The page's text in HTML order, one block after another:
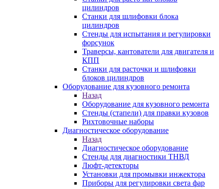
цилиндров
Станки для шлифовки блока
цилиндров
Стенды для испытания и регулировки
форсунок
Траверсы, кантователи для двигателя и
КПП
Станки для расточки и шлифовки
блоков цилиндров
Оборудование для кузовного ремонта
Назад
Оборудование для кузовного ремонта
Стенды (стапели) для правки кузовов
Рихтовочные наборы
Диагностическое оборудование
Назад
Диагностическое оборудование
Стенды для диагностики ТНВД
Люфт-детекторы
Установки для промывки инжектора
Приборы для регулировки света фар